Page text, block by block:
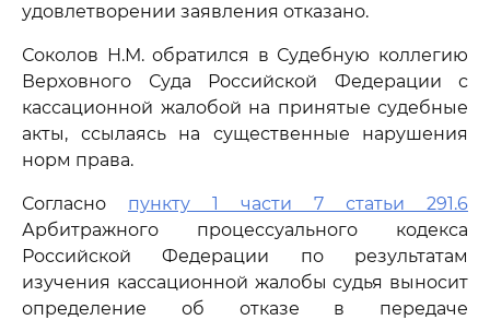
удовлетворении заявления отказано.
Соколов Н.М. обратился в Судебную коллегию
Верховного Суда Российской Федерации с
кассационной жалобой на принятые судебные
акты, ссылаясь на существенные нарушения
норм права.
Согласно пункту 1 части 7 статьи 291.6
Арбитражного процессуального кодекса
Российской Федерации по результатам
изучения кассационной жалобы судья выносит
определение об отказе в передаче